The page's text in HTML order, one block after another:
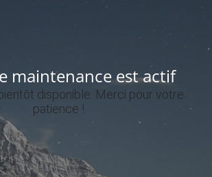
maintenance est actif
disponible. Merci pour votre
patience !